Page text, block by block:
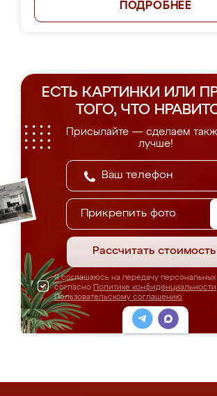
ПОДРОБНЕЕ
ЕСТЬ КАРТИНКИ ИЛИ
ТОГО, ЧТО
Присылайте — сделаем
лучше!
Прикрепить фото
Рассчитать стоимость
Я соглашаюсь на передачу
согласно Политике конфиденциальности
Пользовательскому соглашению